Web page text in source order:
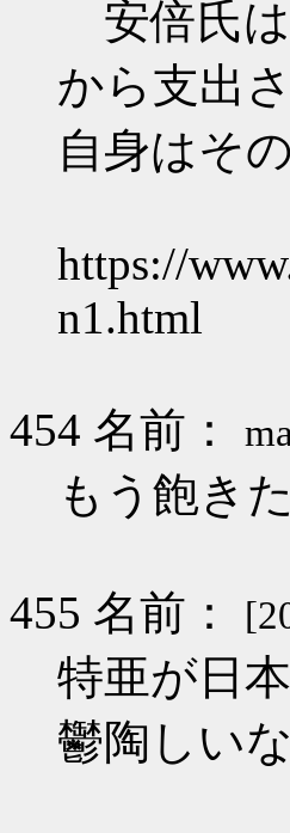
安倍氏は
から支出さ
自身はそ
https://
n1.html
454 名前：
もう飽きた
455 名前：
特亜が日
鬱陶しいな